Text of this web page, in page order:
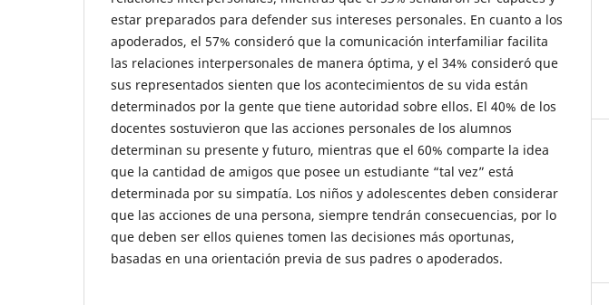
estar preparados para defender sus intereses personales. En cuanto a los
apoderados, el 57% consideró que la comunicación interfamiliar facilita
las relaciones interpersonales de manera óptima, y el 34% consideró que
sus representados sienten que los acontecimientos de su vida están
determinados por la gente que tiene autoridad sobre ellos. El 40% de los
docentes sostuvieron que las acciones personales de los alumnos
determinan su presente y futuro, mientras que el 60% comparte la idea
que la cantidad de amigos que posee un estudiante “tal vez” está
determinada por su simpatía. Los niños y adolescentes deben considerar
que las acciones de una persona, siempre tendrán consecuencias, por lo
que deben ser ellos quienes tomen las decisiones más oportunas,
basadas en una orientación previa de sus padres o apoderados.